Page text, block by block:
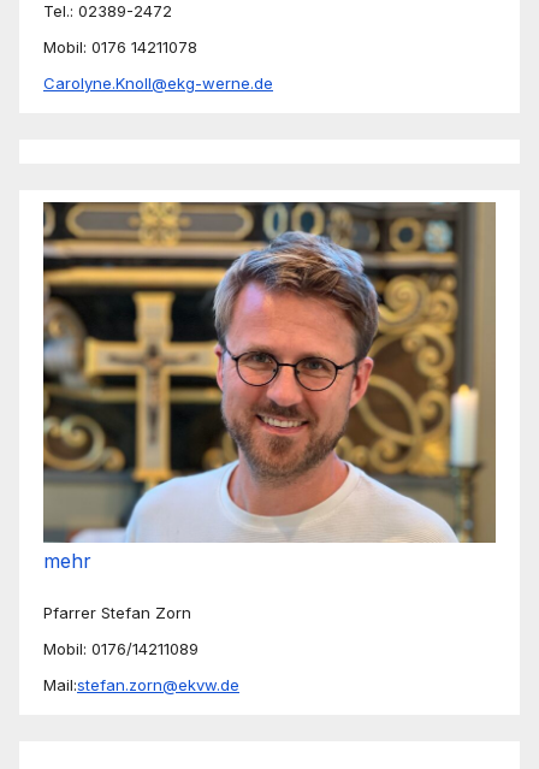
Tel.: 02389-2472
Mobil: 0176 14211078
Carolyne.Knoll@ekg-werne.de
mehr
Pfarrer Stefan Zorn
Mobil: 0176/14211089
Mail:stefan.zorn@ekvw.de